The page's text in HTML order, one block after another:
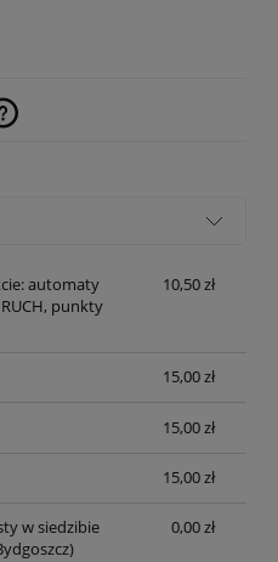
płatności
automaty
punkty
10,50 zł
15,00 zł
15,00 zł
15,00 zł
w siedzibie
0,00 zł